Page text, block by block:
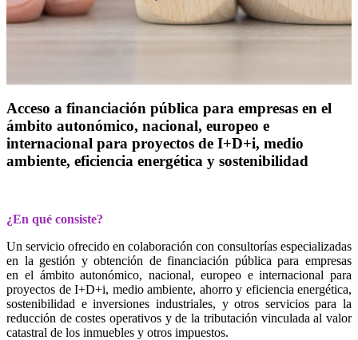
Acceso a financiación pública para empresas en el
ámbito autonómico, nacional, europeo e
internacional para proyectos de I+D+i, medio
ambiente, eficiencia energética y sostenibilidad
¿En qué consiste?
Un servicio ofrecido en colaboración con consultorías especializadas
en la gestión y obtención de financiación pública para empresas
en el ámbito autonómico, nacional, europeo e internacional para
proyectos de I+D+i, medio ambiente, ahorro y eficiencia energética,
sostenibilidad e inversiones industriales, y otros servicios para la
reducción de costes operativos y de la tributación vinculada al valor
catastral de los inmuebles y otros impuestos.